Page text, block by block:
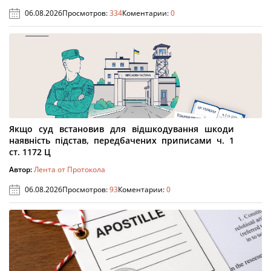
06.08.2026Просмотров:334Коментарии:0
Якщо суд встановив для відшкодування шкоди
наявність підстав, передбачених приписами ч. 1
ст. 1172 Ц
Автор:Лента от Протокола
06.08.2026Просмотров:93Коментарии:0